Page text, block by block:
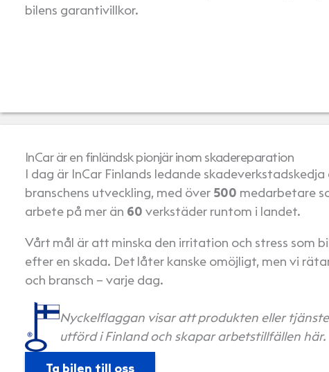
bilens garantivillkor.
InCar är en finländsk pionjär inom skade­reparation
I dag är InCar Finlands ledande skadeverkstadskedja
branschens utveckling, med över 500 medarbetare
arbete på mer än 60 verkstäder runtom i landet.
Vårt mål är att minska den irritation och stress som
efter en skada. Det låter kanske omöjligt, men vi
och bransch – varje dag.
Nyckelflaggan visar att produkten eller
utförd i Finland och skapar arbetstillfällen här.
Ta bilen till oss